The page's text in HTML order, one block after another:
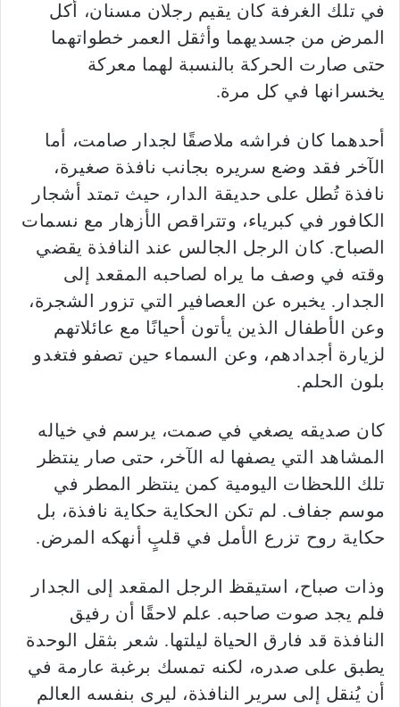
في تلك الغرفة كان يقيم رجلان مسنان، أكل
المرض من جسديهما وأثقل العمر خطواتهما
حتى صارت الحركة بالنسبة لهما معركة
يخسرانها في كل مرة.
أحدهما كان فراشه ملاصقًا لجدار صامت، أما
الآخر فقد وضع سريره بجانب نافذة صغيرة،
نافذة تُطل على حديقة الدار، حيث تمتد أشجار
الكافور في كبرياء، وتتراقص الأزهار مع نسمات
الصباح. كان الرجل الجالس عند النافذة يقضي
وقته في وصف ما يراه لصاحبه المقعد إلى
الجدار. يخبره عن العصافير التي تزور الشجرة،
وعن الأطفال الذين يأتون أحيانًا مع عائلاتهم
لزيارة أجدادهم، وعن السماء حين تصفو فتغدو
بلون الحلم.
كان صديقه يصغي في صمت، يرسم في خياله
المشاهد التي يصفها له الآخر، حتى صار ينتظر
تلك اللحظات اليومية كمن ينتظر المطر في
موسم جفاف. لم تكن الحكاية حكاية نافذة، بل
حكاية روح تزرع الأمل في قلبٍ أنهكه المرض.
وذات صباح، استيقظ الرجل المقعد إلى الجدار
فلم يجد صوت صاحبه. علم لاحقًا أن رفيق
النافذة قد فارق الحياة ليلتها. شعر بثقل الوحدة
يطبق على صدره، لكنه تمسك برغبة عارمة في
أن يُنقل إلى سرير النافذة، ليرى بنفسه العالم